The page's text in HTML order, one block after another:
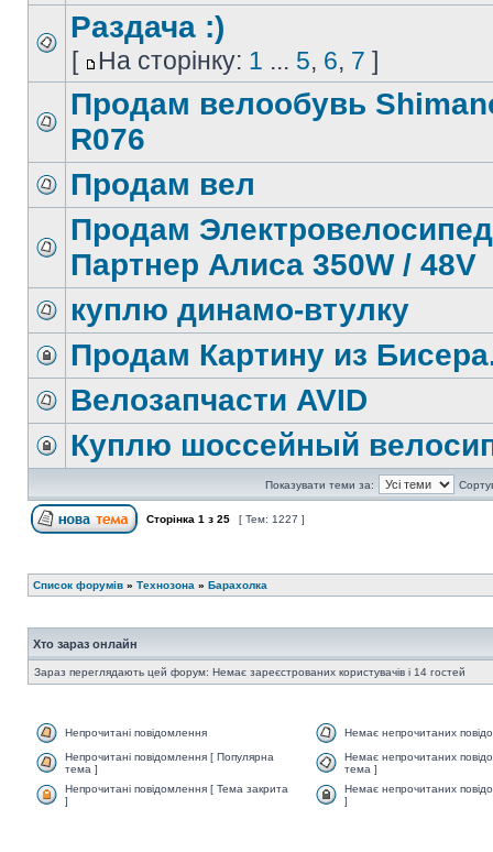
Раздача :)
[ На сторінку: 1 ... 5, 6, 7 ]
Продам велообувь
R076
Продам вел
Продам Электровелосипед
Партнер Алиса 350W / 48V
куплю динамо-втулку
Продам Картину из
Велозапчасти AVID
Куплю шоссейный
Показувати теми за:
Сторінка 1 з 25 [ Тем: 1227 ]
Список форумів » Технозона » Барахолка
Хто зараз онлайн
Зараз переглядають цей форум: Немає зареєстрованих користувачів і 14 гостей
Непрочитані повідомлення
Немає непрочитаних
Непрочитані повідомлення [ Популярна
тема ]
Немає непрочитаних
тема ]
Непрочитані повідомлення [ Тема закрита
]
Немає непрочитаних
]